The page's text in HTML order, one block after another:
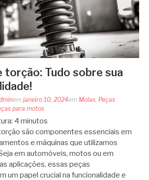
torção: Tudo sobre sua
em janeiro 10, 2024em Molas Peças
para motos
4 minutos
são componentes essenciais em
e máquinas que utilizamos
em automóveis, motos ou em
aplicações, essas peças
um papel crucial na funcionalidade e